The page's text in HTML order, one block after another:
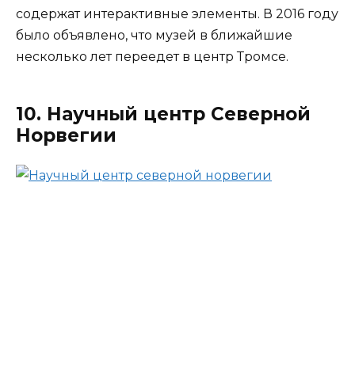
содержат интерактивные элементы. В 2016 году
было объявлено, что музей в ближайшие
несколько лет переедет в центр Тромсе.
10. Научный центр Северной
Норвегии